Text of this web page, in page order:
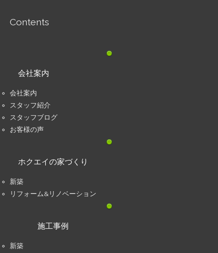
Contents
会社案内
会社案内
スタッフ紹介
スタッフブログ
お客様の声
ホクエイの家づくり
新築
リフォーム&リノベーション
施工事例
新築